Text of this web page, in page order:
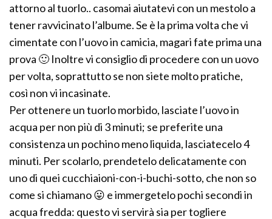
attorno al tuorlo.. casomai aiutatevi con un mestolo a
tener ravvicinato l’albume. Se è la prima volta che vi
cimentate con l’uovo in camicia, magari fate prima una
prova 🙂 Inoltre vi consiglio di procedere con un uovo
per volta, soprattutto se non siete molto pratiche,
così non vi incasinate.
Per ottenere un tuorlo morbido, lasciate l’uovo in
acqua per non più di 3 minuti; se preferite una
consistenza un pochino meno liquida, lasciatecelo 4
minuti. Per scolarlo, prendetelo delicatamente con
uno di quei cucchiaioni-con-i-buchi-sotto, che non so
come si chiamano 😛 e immergetelo pochi secondi in
acqua fredda: questo vi servirà sia per togliere